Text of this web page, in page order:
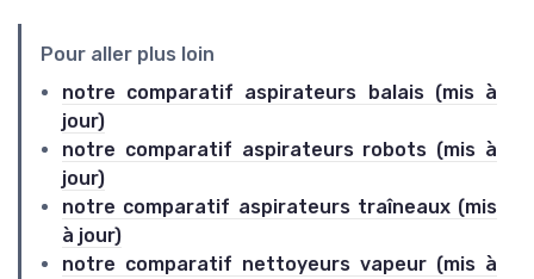
Pour aller plus loin
notre comparatif aspirateurs balais (mis à
jour)
notre comparatif aspirateurs robots (mis à
jour)
notre comparatif aspirateurs traîneaux (mis
à jour)
notre comparatif nettoyeurs vapeur (mis à